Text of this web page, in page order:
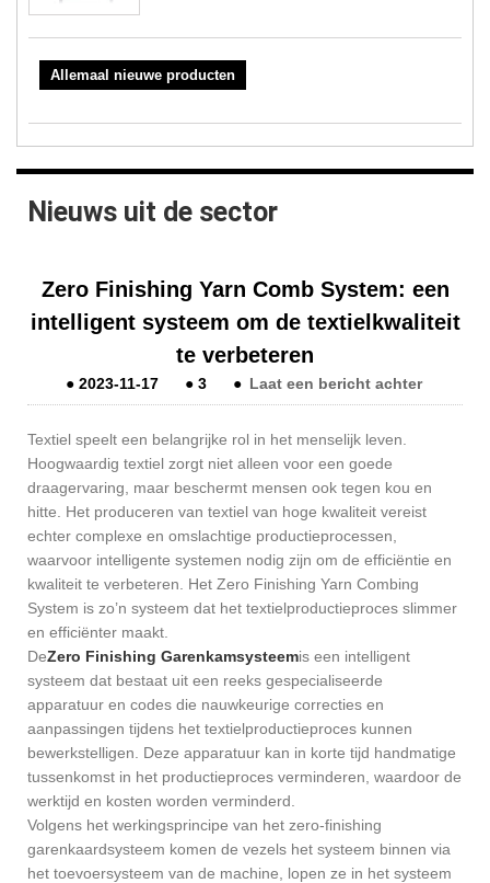
Allemaal nieuwe producten
Nieuws uit de sector
Zero Finishing Yarn Comb System: een
intelligent systeem om de textielkwaliteit
te verbeteren
● 2023-11-17 ● 3 ● Laat een bericht achter
Textiel speelt een belangrijke rol in het menselijk leven.
Hoogwaardig textiel zorgt niet alleen voor een goede
draagervaring, maar beschermt mensen ook tegen kou en
hitte. Het produceren van textiel van hoge kwaliteit vereist
echter complexe en omslachtige productieprocessen,
waarvoor intelligente systemen nodig zijn om de efficiëntie en
kwaliteit te verbeteren. Het Zero Finishing Yarn Combing
System is zo’n systeem dat het textielproductieproces slimmer
en efficiënter maakt.
DeZero Finishing Garenkamsysteemis een intelligent
systeem dat bestaat uit een reeks gespecialiseerde
apparatuur en codes die nauwkeurige correcties en
aanpassingen tijdens het textielproductieproces kunnen
bewerkstelligen. Deze apparatuur kan in korte tijd handmatige
tussenkomst in het productieproces verminderen, waardoor de
werktijd en kosten worden verminderd.
Volgens het werkingsprincipe van het zero-finishing
garenkaardsysteem komen de vezels het systeem binnen via
het toevoersysteem van de machine, lopen ze in het systeem